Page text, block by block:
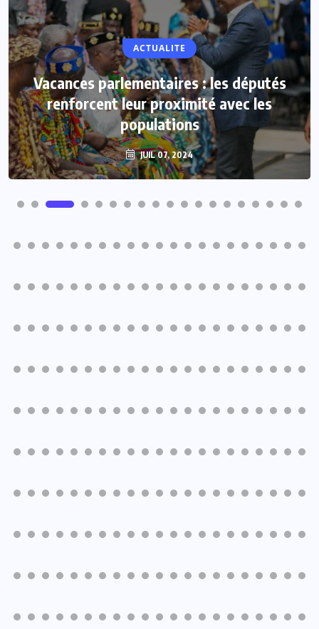
ACTUALITE
Vacances parlementaires : les députés
renforcent leur proximité avec les
populations
JUIL 07, 2024
NON CLASSÉ
Evala 2024 : « THE VOICE DJAMA », une
innovation de la SNB pour le plus grand
plaisir des artistes en herbe
JUIL 07, 2024